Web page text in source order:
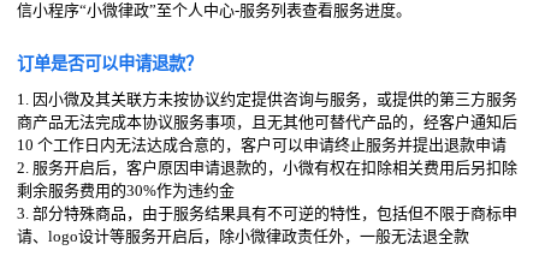
信小程序“小微律政”至个人中心-服务列表查看服务进度。
订单是否可以申请退款？
1. 因小微及其关联方未按协议约定提供咨询与服务，或提供的第三方服务
商产品无法完成本协议服务事项，且无其他可替代产品的，经客户通知后
10 个工作日内无法达成合意的，客户可以申请终止服务并提出退款申请
2. 服务开启后，客户原因申请退款的，小微有权在扣除相关费用后另扣除
剩余服务费用的30%作为违约金
3. 部分特殊商品，由于服务结果具有不可逆的特性，包括但不限于商标申
请、logo设计等服务开启后，除小微律政责任外，一般无法退全款